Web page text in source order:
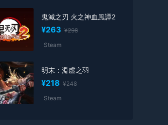
鬼滅之刃 火之神血風譚2
¥263 ¥298
Steam
明末：淵虛之羽
¥218 ¥248
Steam